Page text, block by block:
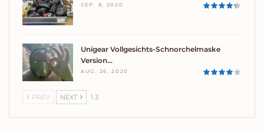
SEP. 8, 2020
Unigear Vollgesichts-Schnorchelmaske
Version…
AUG. 26, 2020
PREV NEXT 1 3